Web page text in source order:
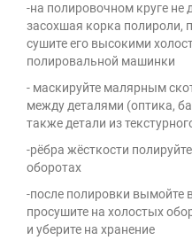
-на полировочном круге
засохшая корка полироли,
сушите его высокими
полировальной машинки
- маскируйте малярным
между деталями (оптика,
также детали из
-рёбра жёсткости
оборотах
-после полировки вымойте
просушите на холостых
и уберите на хранение